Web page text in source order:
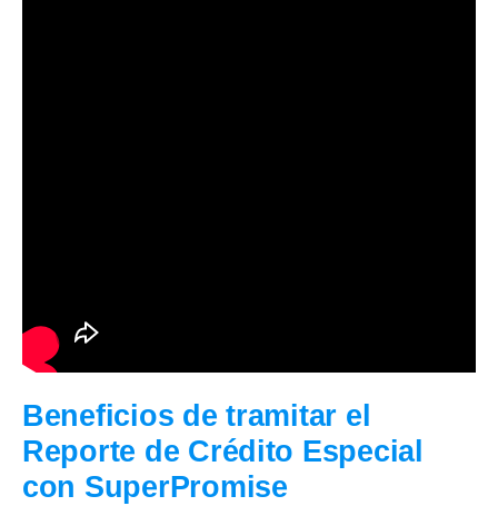
Beneficios de tramitar el
Reporte de Crédito Especial
con SuperPromise